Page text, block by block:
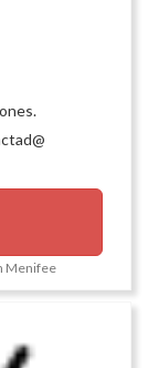
Menifee